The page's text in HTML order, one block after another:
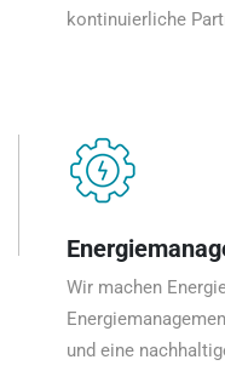
kontinuierliche
Wir machen
und eine